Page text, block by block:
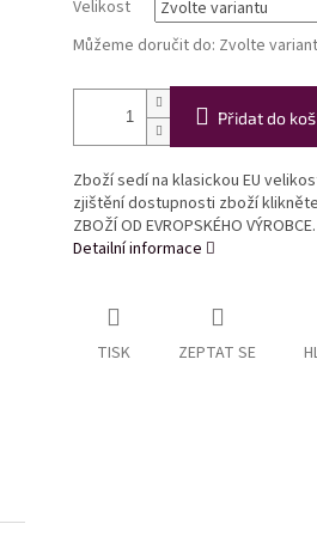
Velikost
Můžeme doručit do: Zvolte
Přidat do
Zboží sedí na klasickou EU
zjištění dostupnosti zboží klikněte
ZBOŽÍ OD EVROPSKÉHO VÝROBCE.
Detailní informace
TISK ZEPTAT SE